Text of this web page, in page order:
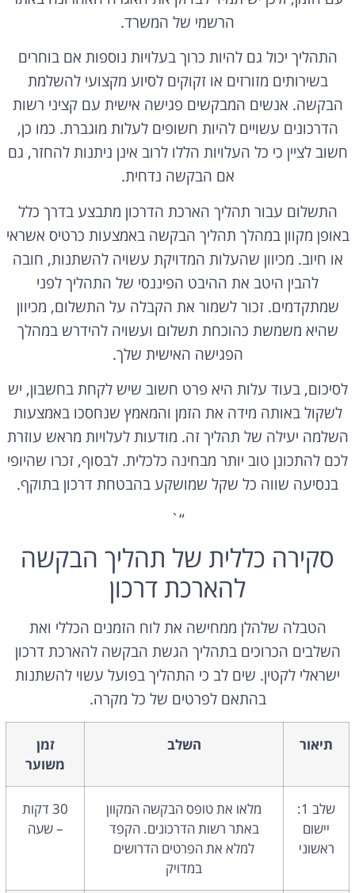
הרשמי של המשרד.
התהליך יכול גם להיות כרוך בעלויות נוספות אם בוחרים
בשירותים מזורזים או זקוקים לסיוע מקצועי להשלמת
הבקשה. אנשים המבקשים פגישה אישית עם קציני רשות
הדרכונים עשויים להיות חשופים לעלות מוגברת. כמו כן,
חשוב לציין כי כל העלויות הללו לרוב אינן ניתנות להחזר, גם
אם הבקשה נדחית.
התשלום עבור תהליך הארכת הדרכון מתבצע בדרך כלל
באופן מקוון במהלך תהליך הבקשה באמצעות כרטיס אשראי
או חיוב. מכיוון שהעלות המדויקת עשויה להשתנות, חובה
להבין היטב את ההיבט הפיננסי של התהליך לפני
שמתקדמים. זכור לשמור את הקבלה על התשלום, מכיוון
שהיא משמשת כהוכחת תשלום ועשויה להידרש במהלך
הפגישה האישית שלך.
לסיכום, בעוד עלות היא פרט חשוב שיש לקחת בחשבון, יש
לשקול באותה מידה את הזמן והמאמץ שנחסכו באמצעות
השלמה יעילה של תהליך זה. מודעות לעלויות מראש עוזרת
לכם להתכונן טוב יותר מבחינה כלכלית. לבסוף, זכרו שהיופי
בנסיעה שווה כל שקל שמושקע בהבטחת דרכון בתוקף.
“`
סקירה כללית של תהליך הבקשה
להארכת דרכון
הטבלה שלהלן ממחישה את לוח הזמנים הכללי ואת
השלבים הכרוכים בתהליך הגשת הבקשה להארכת דרכון
ישראלי לקטין. שים לב כי התהליך בפועל עשוי להשתנות
בהתאם לפרטים של כל מקרה.
תיאור השלב
זמן
משוער
שלב 1:
יישום
ראשוני
מלאו את טופס הבקשה המקוון
באתר רשות הדרכונים. הקפד
למלא את הפרטים הדרושים
במדויק
30 דקות
– שעה